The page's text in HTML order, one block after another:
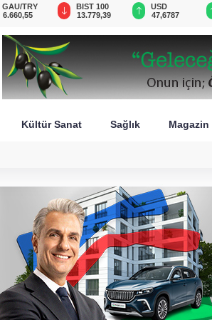
BIST 100
13.779,39
USD
47,6787
EUR
55,1254
Kültür Sanat Sağlık Magazin